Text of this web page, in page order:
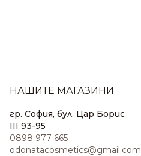
НАШИТЕ МАГАЗИНИ
гр. София, бул. Цар Борис
III 93-95
0898 977 665
odonatacosmetics@gmail.com